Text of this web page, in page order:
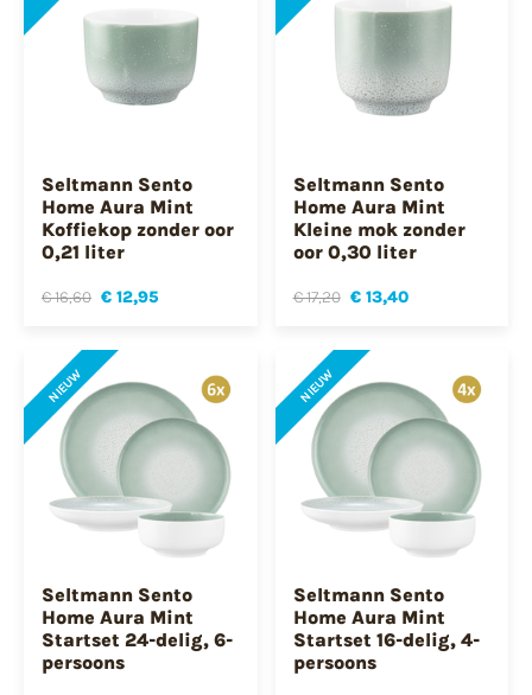
Seltmann Sento
Home Aura Mint
Koffiekop zonder oor
0,21 liter
€ 16,60 € 12,95
Seltmann Sento
Home Aura Mint
Kleine mok zonder
oor 0,30 liter
€ 17,20 € 13,40
NIEUW
Seltmann Sento
Home Aura Mint
Startset 24-delig, 6-
persoons
NIEUW
Seltmann Sento
Home Aura Mint
Startset 16-delig, 4-
persoons